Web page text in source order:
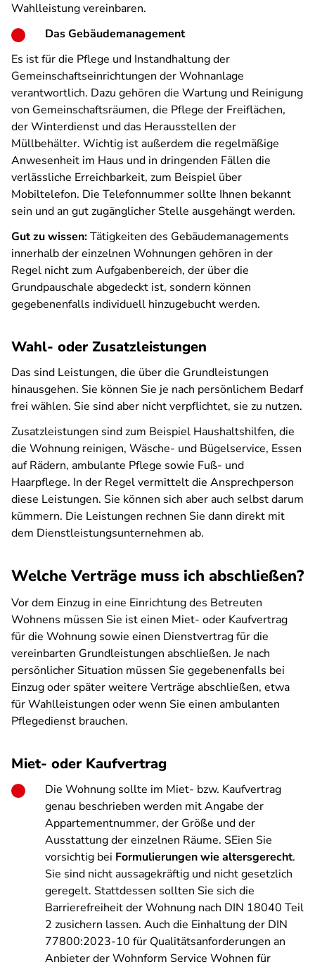
Wahlleistung vereinbaren.
Das Gebäudemanagement
Es ist für die Pflege und Instandhaltung der
Gemeinschaftseinrichtungen der Wohnanlage
verantwortlich. Dazu gehören die Wartung und Reinigung
von Gemeinschaftsräumen, die Pflege der Freiflächen,
der Winterdienst und das Herausstellen der
Müllbehälter. Wichtig ist außerdem die regelmäßige
Anwesenheit im Haus und in dringenden Fällen die
verlässliche Erreichbarkeit, zum Beispiel über
Mobiltelefon. Die Telefonnummer sollte Ihnen bekannt
sein und an gut zugänglicher Stelle ausgehängt werden.
Gut zu wissen:Tätigkeiten des Gebäudemanagements
innerhalb der einzelnen Wohnungen gehören in der
Regel nicht zum Aufgabenbereich, der über die
Grundpauschale abgedeckt ist, sondern können
gegebenenfalls individuell hinzugebucht werden.
Wahl- oder Zusatzleistungen
Das sind Leistungen, die über die Grundleistungen
hinausgehen. Sie können Sie je nach persönlichem Bedarf
frei wählen. Sie sind aber nicht verpflichtet, sie zu nutzen.
Zusatzleistungen sind zum Beispiel Haushaltshilfen, die
die Wohnung reinigen, Wäsche- und Bügelservice, Essen
auf Rädern, ambulante Pflege sowie Fuß- und
Haarpflege. In der Regel vermittelt die Ansprechperson
diese Leistungen. Sie können sich aber auch selbst darum
kümmern. Die Leistungen rechnen Sie dann direkt mit
dem Dienstleistungsunternehmen ab.
Welche Verträge muss ich abschließen?
Vor dem Einzug in eine Einrichtung des Betreuten
Wohnens müssen Sie ist einen Miet- oder Kaufvertrag
für die Wohnung sowie einen Dienstvertrag für die
vereinbarten Grundleistungen abschließen. Je nach
persönlicher Situation müssen Sie gegebenenfalls bei
Einzug oder später weitere Verträge abschließen, etwa
für Wahlleistungen oder wenn Sie einen ambulanten
Pflegedienst brauchen.
Miet- oder Kaufvertrag
Die Wohnung sollte im Miet- bzw. Kaufvertrag
genau beschrieben werden mit Angabe der
Appartementnummer, der Größe und der
Ausstattung der einzelnen Räume. SEien Sie
vorsichtig bei Formulierungen wie altersgerecht.
Sie sind nicht aussagekräftig und nicht gesetzlich
geregelt. Stattdessen sollten Sie sich die
Barrierefreiheit der Wohnung nach DIN 18040 Teil
2 zusichern lassen. Auch die Einhaltung der DIN
77800:2023-10 für Qualitätsanforderungen an
Anbieter der Wohnform Service Wohnen für